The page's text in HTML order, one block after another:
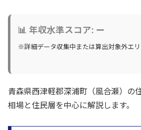
📊 年収水準スコア: ー
※詳細データ収集中または算出対象外エ
青森県西津軽郡深浦町（風合瀬）の
相場と住民層を中心に解説します。